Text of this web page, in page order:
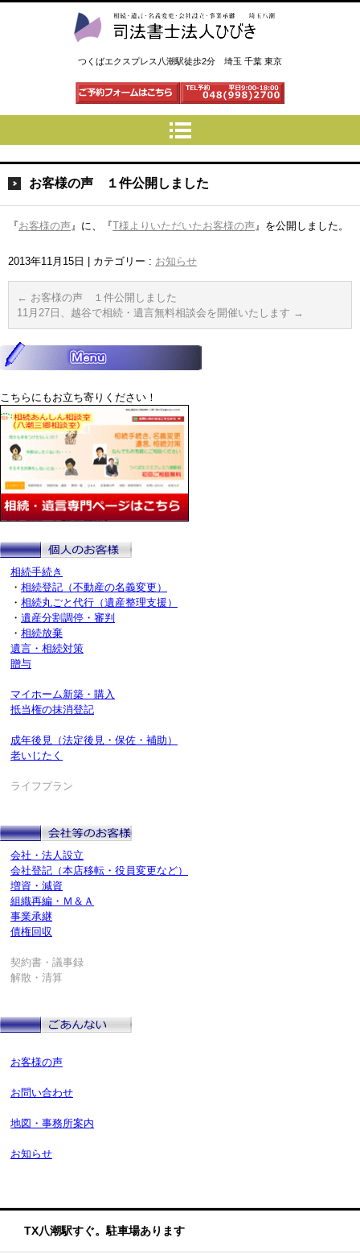
司法書士法人ひびき 八潮三郷
つくばエクスプレス八潮駅徒歩2分 埼玉 千葉 東京
お客様の声 １件公開しました
『お客様の声』に、『T様よりいただいたお客様の声』を公開しました。
2013年11月15日 カテゴリー : お知らせ
← お客様の声 １件公開しました
11月27日、越谷で相続・遺言無料相談会を開催いたします →
こちらにもお立ち寄りください！
相続手続き
・ 相続登記（不動産の名義変更）
・ 相続丸ごと代行（遺産整理支援）
・ 遺産分割調停・審判
・ 相続放棄
遺言・相続対策
贈与
マイホーム新築・購入
抵当権の抹消登記
成年後見（法定後見・保佐・補助）
老いじたく
ライフプラン
会社・法人設立
会社登記（本店移転・役員変更など）
増資・減資
組織再編・Ｍ＆Ａ
事業承継
債権回収
契約書・議事録
解散・清算
お客様の声
お問い合わせ
地図・事務所案内
お知らせ
TX八潮駅すぐ。駐車場あります